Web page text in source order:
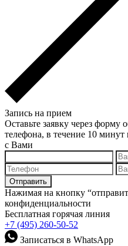
Запись на прием
Оставьте заявку через форму
телефона, в течение 10
с Вами
Нажимая на кнопку
конфиденциальности
Бесплатная горячая линия
+7 (495) 260-50-52
Записаться в WhatsApp